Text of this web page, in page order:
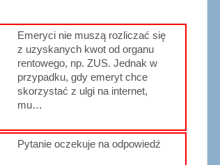
Emeryci nie muszą rozliczać się
z uzyskanych kwot od organu
rentowego, np. ZUS. Jednak w
przypadku, gdy emeryt chce
skorzystać z ulgi na internet,
mu…
Pytanie oczekuje na odpowiedź